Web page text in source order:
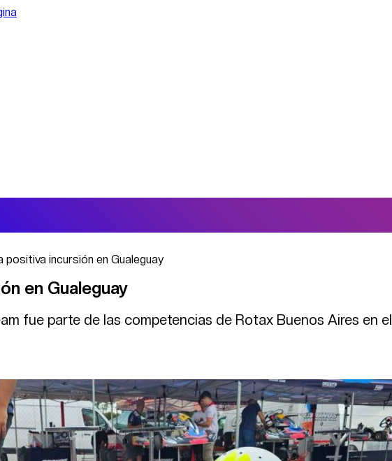
positiva incursión en Gualeguay
en Gualeguay
fue parte de las competencias de Rotax Buenos Aires en el